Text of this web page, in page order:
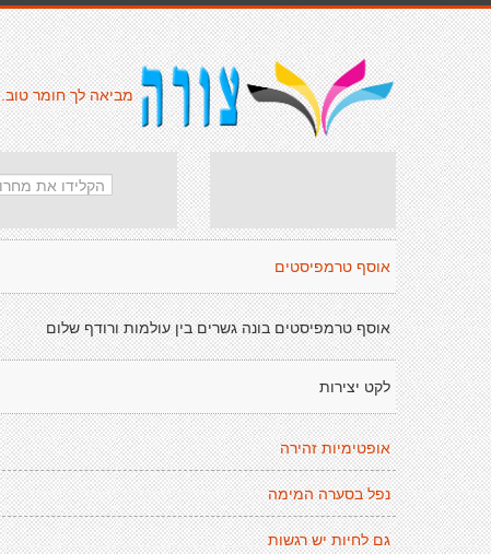
מביאה לך חומר טוב.
אוסף טרמפיסטים
אוסף טרמפיסטים בונה גשרים בין עולמות ורודף שלום
לקט יצירות
אופטימיות זהירה
נפל בסערה המימה
גם לחיות יש רגשות